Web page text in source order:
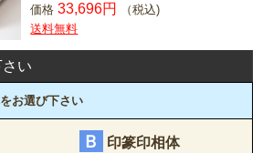
価格33,696円
（税込)
送料無料
い
お選び下さい
Ｂ 印篆印相体